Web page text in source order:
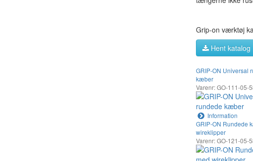
Grip-on værktøj
Hent katalog
GRIP-ON Universal
kæber
Varenr: GO-111-05-
Information
GRIP-ON Rundede
wireklipper
Varenr: GO-121-05-